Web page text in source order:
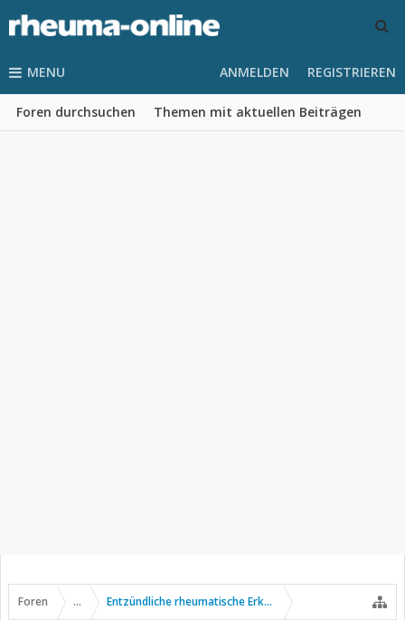
MENU
Foren durchsuchen Themen mit aktuellen Beiträgen
ANMELDEN REGISTRIEREN
Foren ... Entzündliche rheumatische Erkrankungen